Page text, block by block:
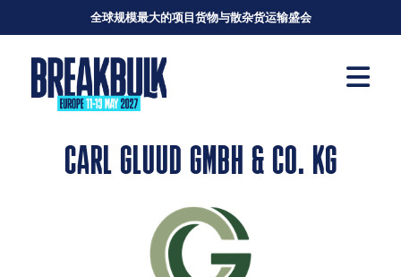
全球规模最大的项目货物与散杂货运输盛会
CARL GLUUD GMBH & CO. KG